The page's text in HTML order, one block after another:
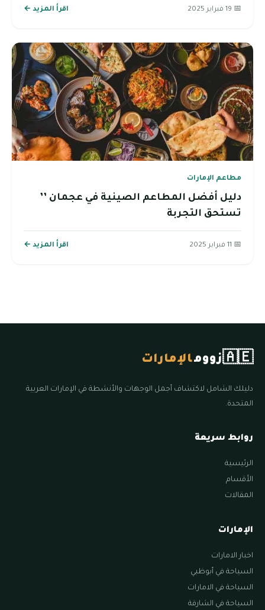
📅 19 فبراير 2025 اقرأ المزيد ←
مطاعم الإمارات
دليل أفضل المطاعم الصينية في عجمان ’’
تستحق التجربة
📅 11 فبراير 2025 اقرأ المزيد ←
🇦🇪زوومالإمارات
دليلك الشامل لاكتشاف أجمل الوجهات والأنشطة في الإمارات العربية
المتحدة.
روابط سريعة
الرئيسية
الأقسام
المقالات
الإمارات
اخبار الامارات
السياحة في أبوظبي
السياحة في الامارات
السياحة في الشارقة